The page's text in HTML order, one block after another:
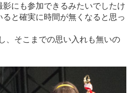
にも参加できるみたいでしたけ
と確実に時間が無くなると思っ
、そこまでの思い入れも無いの